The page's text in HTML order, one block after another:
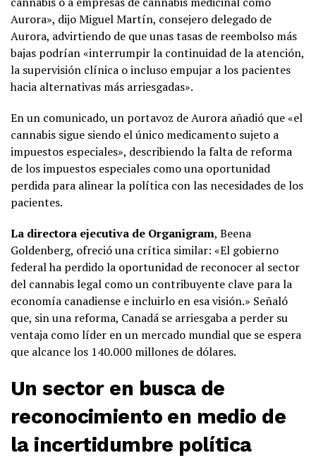
Aurora», dijo Miguel Martín, consejero delegado de
Aurora, advirtiendo de que unas tasas de reembolso más
bajas podrían «interrumpir la continuidad de la atención,
la supervisión clínica o incluso empujar a los pacientes
hacia alternativas más arriesgadas».
En un comunicado, un portavoz de Aurora añadió que «el
cannabis sigue siendo el único medicamento sujeto a
impuestos especiales», describiendo la falta de reforma
de los impuestos especiales como una oportunidad
perdida para alinear la política con las necesidades de los
pacientes.
La directora ejecutiva de Organigram, Beena
Goldenberg, ofreció una crítica similar: «El gobierno
federal ha perdido la oportunidad de reconocer al sector
del cannabis legal como un contribuyente clave para la
economía canadiense e incluirlo en esa visión.» Señaló
que, sin una reforma, Canadá se arriesgaba a perder su
ventaja como líder en un mercado mundial que se espera
que alcance los 140.000 millones de dólares.
Un sector en busca de
reconocimiento en medio de
la incertidumbre política